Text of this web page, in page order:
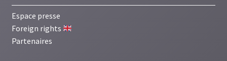
Espace presse
Foreign rights
Partenaires